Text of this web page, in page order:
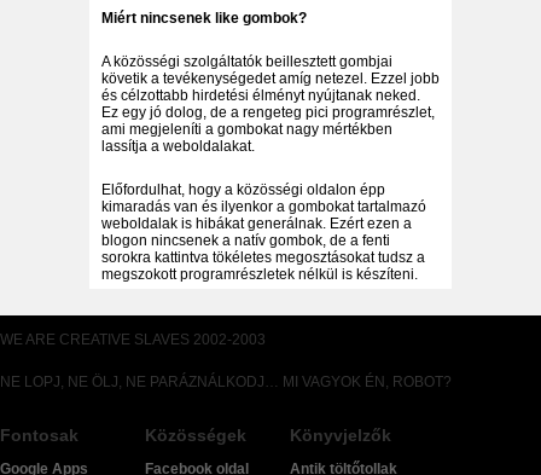
Miért nincsenek like gombok?
A közösségi szolgáltatók beillesztett gombjai
követik a tevékenységedet amíg netezel. Ezzel jobb
és célzottabb hirdetési élményt nyújtanak neked.
Ez egy jó dolog, de a rengeteg pici programrészlet,
ami megjeleníti a gombokat nagy mértékben
lassítja a weboldalakat.
Előfordulhat, hogy a közösségi oldalon épp
kimaradás van és ilyenkor a gombokat tartalmazó
weboldalak is hibákat generálnak. Ezért ezen a
blogon nincsenek a natív gombok, de a fenti
sorokra kattintva tökéletes megosztásokat tudsz a
megszokott programrészletek nélkül is készíteni.
WE ARE CREATIVE SLAVES 2002-2003
NE LOPJ, NE ÖLJ, NE PARÁZNÁLKODJ… MI VAGYOK ÉN, ROBOT?
Fontosak
Google Apps
Közösségek
Facebook oldal
Könyvjelzők
Antik töltőtollak